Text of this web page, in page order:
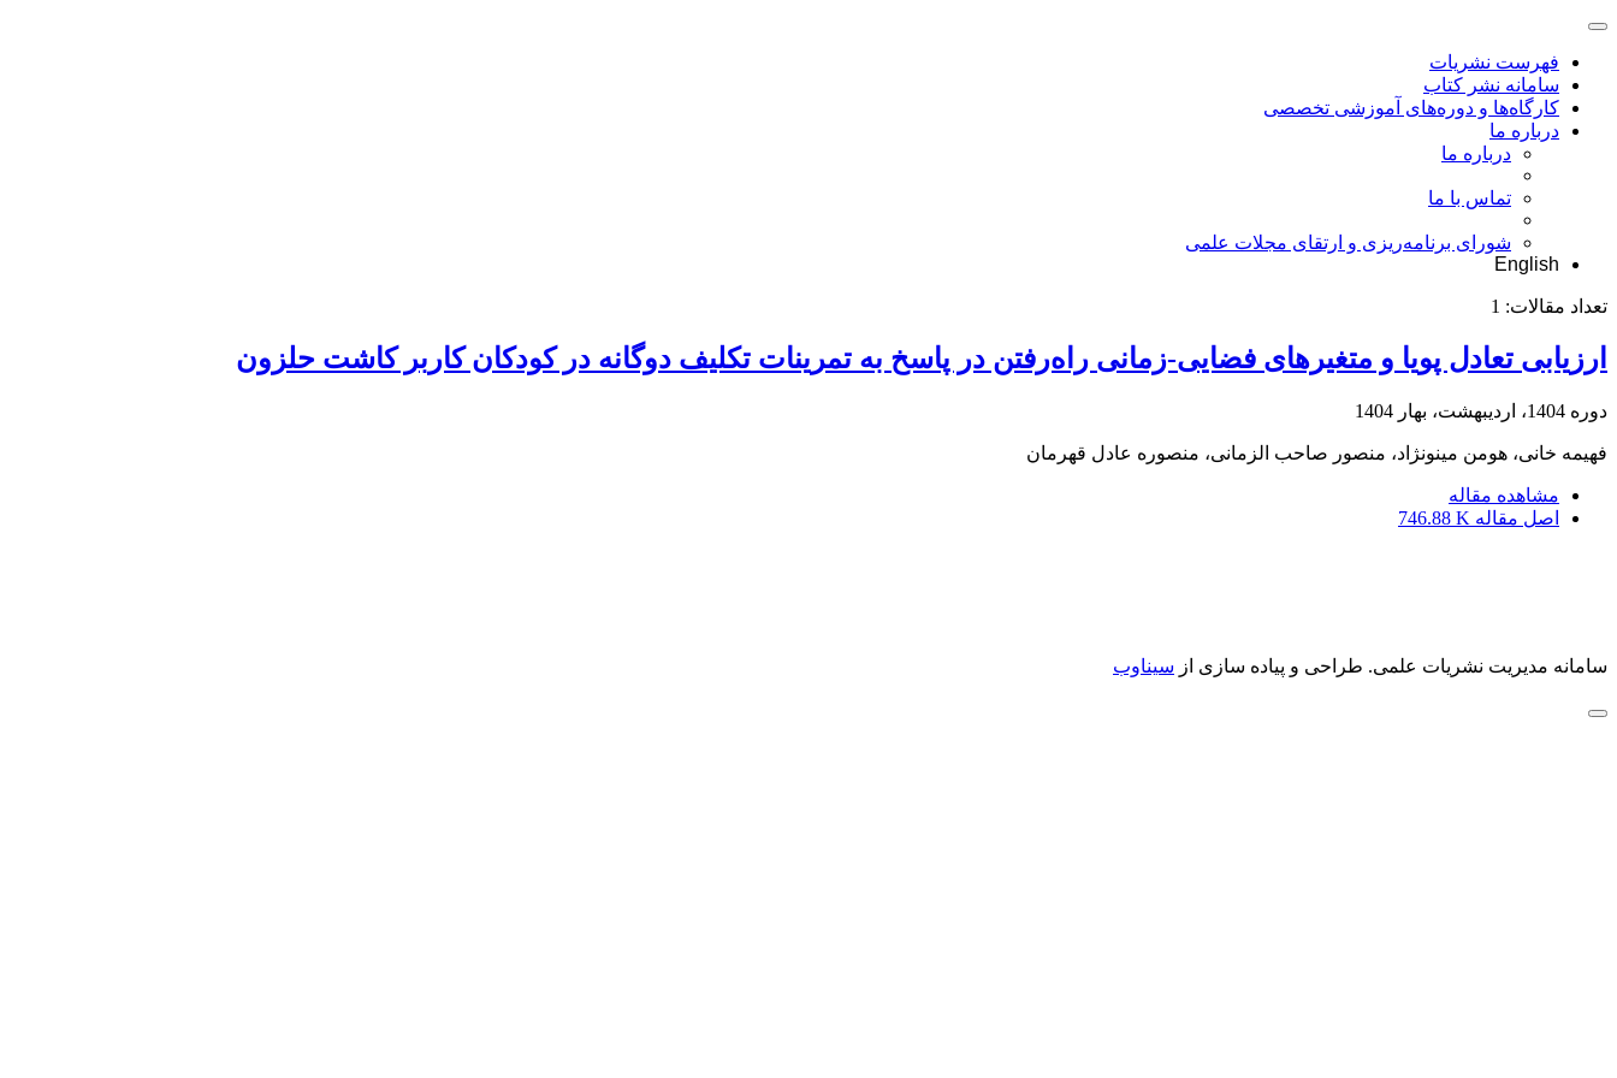
فهرست نشریات
سامانه نشر کتاب
کارگاه‌ها و دوره‌های آموزشی تخصصی
درباره ما
درباره ما
تماس با ما
شورای برنامه‌ریزی و ارتقای مجلات علمی
English
تعداد مقالات: 1
ارزیابی تعادل پویا و متغیرهای فضایی-زمانی راه‌رفتن در پاسخ به تمرینات تکلیف دوگانه در کودکان کاربر کاشت حلزون
دوره 1404، اردیبهشت، بهار 1404
فهیمه خانی، هومن مینونژاد، منصور صاحب الزمانی، منصوره عادل قهرمان
مشاهده مقاله
اصل مقاله 746.88 K
سامانه مدیریت نشریات علمی. طراحی و پیاده سازی از سیناوب